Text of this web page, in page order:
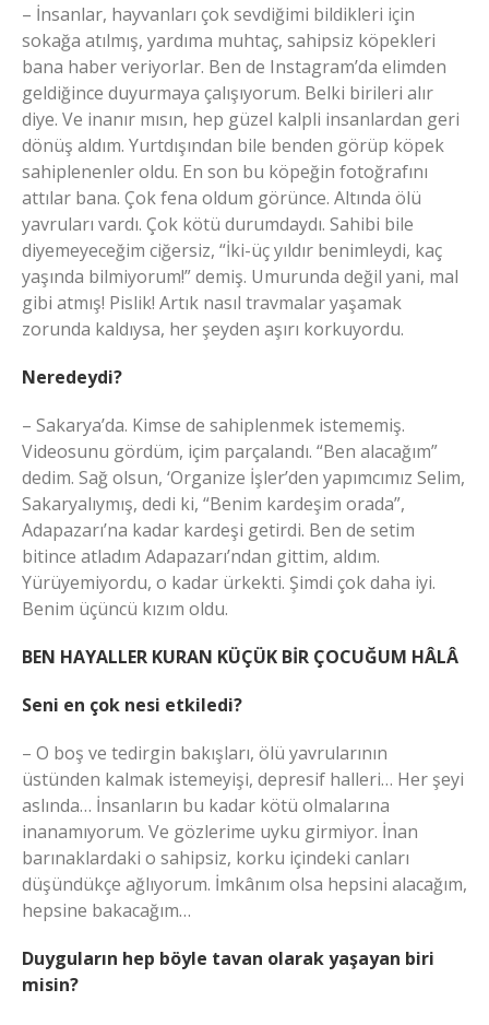
– İnsanlar, hayvanları çok sevdiğimi bildikleri için
sokağa atılmış, yardıma muhtaç, sahipsiz köpekleri
bana haber veriyorlar. Ben de Instagram’da elimden
geldiğince duyurmaya çalışıyorum. Belki birileri alır
diye. Ve inanır mısın, hep güzel kalpli insanlardan geri
dönüş aldım. Yurtdışından bile benden görüp köpek
sahiplenenler oldu. En son bu köpeğin fotoğrafını
attılar bana. Çok fena oldum görünce. Altında ölü
yavruları vardı. Çok kötü durumdaydı. Sahibi bile
diyemeyeceğim ciğersiz, “İki-üç yıldır benimleydi, kaç
yaşında bilmiyorum!” demiş. Umurunda değil yani, mal
gibi atmış! Pislik! Artık nasıl travmalar yaşamak
zorunda kaldıysa, her şeyden aşırı korkuyordu.
Neredeydi?
– Sakarya’da. Kimse de sahiplenmek istememiş.
Videosunu gördüm, içim parçalandı. “Ben alacağım”
dedim. Sağ olsun, ‘Organize İşler’den yapımcımız Selim,
Sakaryalıymış, dedi ki, “Benim kardeşim orada”,
Adapazarı’na kadar kardeşi getirdi. Ben de setim
bitince atladım Adapazarı’ndan gittim, aldım.
Yürüyemiyordu, o kadar ürkekti. Şimdi çok daha iyi.
Benim üçüncü kızım oldu.
BEN HAYALLER KURAN KÜÇÜK BİR ÇOCUĞUM HÂLÂ
Seni en çok nesi etkiledi?
– O boş ve tedirgin bakışları, ölü yavrularının
üstünden kalmak istemeyişi, depresif halleri… Her şeyi
aslında… İnsanların bu kadar kötü olmalarına
inanamıyorum. Ve gözlerime uyku girmiyor. İnan
barınaklardaki o sahipsiz, korku içindeki canları
düşündükçe ağlıyorum. İmkânım olsa hepsini alacağım,
hepsine bakacağım…
Duyguların hep böyle tavan olarak yaşayan biri
misin?